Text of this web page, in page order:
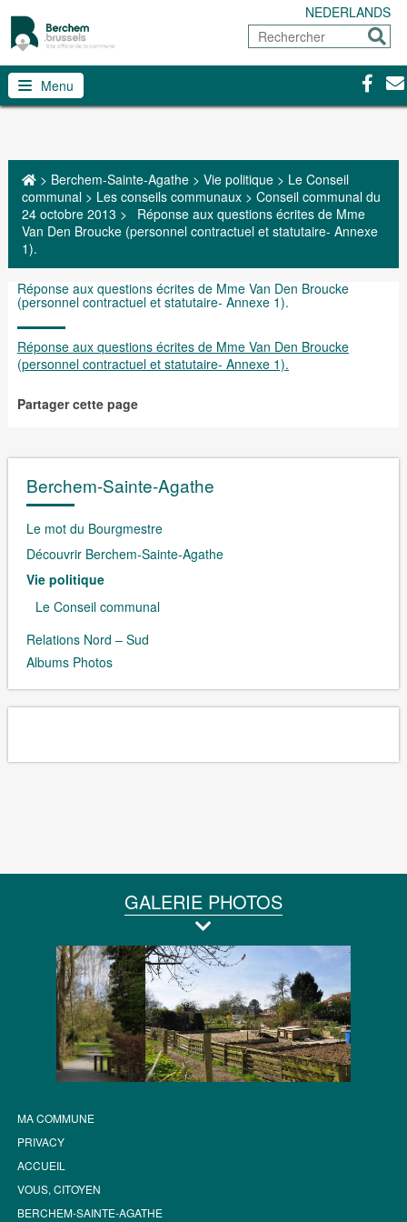
NEDERLANDS
Rechercher
Menu
> Berchem-Sainte-Agathe> Vie politique> Le Conseil
communal> Les conseils communaux> Conseil communal du
24 octobre 2013 >
Réponse aux questions écrites de Mme
Van Den Broucke (personnel contractuel et statutaire- Annexe
1).
Réponse aux questions écrites de Mme Van Den Broucke
(personnel contractuel et statutaire- Annexe 1).
Réponse aux questions écrites de Mme Van Den Broucke
(personnel contractuel et statutaire- Annexe 1).
Partager cette page
Berchem-Sainte-Agathe
Le mot du Bourgmestre
Découvrir Berchem-Sainte-Agathe
Vie politique
Le Conseil communal
Relations Nord – Sud
Albums Photos
GALERIE PHOTOS
MA COMMUNE
PRIVACY
ACCUEIL
VOUS, CITOYEN
BERCHEM-SAINTE-AGATHE